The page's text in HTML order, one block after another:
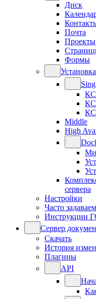
Диск
Почта
Проекты
Формы
Middle
High
сервера
Настройки
Часто
Инструкции
Сервер
Скачать
История
Плагины
API